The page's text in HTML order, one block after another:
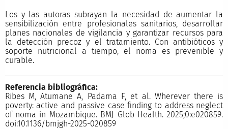
Los y las autoras subrayan la necesidad de aumentar la
sensibilización entre profesionales sanitarios, desarrollar
planes nacionales de vigilancia y garantizar recursos para
la detección precoz y el tratamiento. Con antibióticos y
soporte nutricional a tiempo, el noma es prevenible y
curable.
Referencia bibliográfica:
Ribes M, Atumane A, Padama F, et al. Wherever there is
poverty: active and passive case finding to address neglect
of noma in Mozambique. BMJ Glob Health. 2025;0:e020859.
doi:10.1136/bmjgh-2025-020859